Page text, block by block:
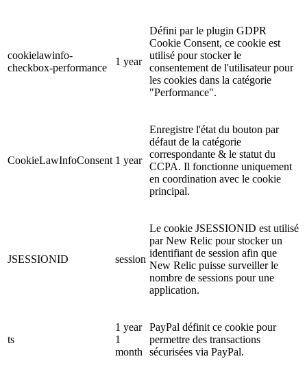
cookielawinfo-
checkbox-performance
1 year
Défini par le plugin GDPR
Cookie Consent, ce cookie est
utilisé pour stocker le
consentement de l'utilisateur pour
les cookies dans la catégorie
"Performance".
CookieLawInfoConsent 1 year
Enregistre l'état du bouton par
défaut de la catégorie
correspondante & le statut du
CCPA. Il fonctionne uniquement
en coordination avec le cookie
principal.
JSESSIONID session
Le cookie JSESSIONID est utilisé
par New Relic pour stocker un
identifiant de session afin que
New Relic puisse surveiller le
nombre de sessions pour une
application.
ts
1 year
1
month
PayPal définit ce cookie pour
permettre des transactions
sécurisées via PayPal.